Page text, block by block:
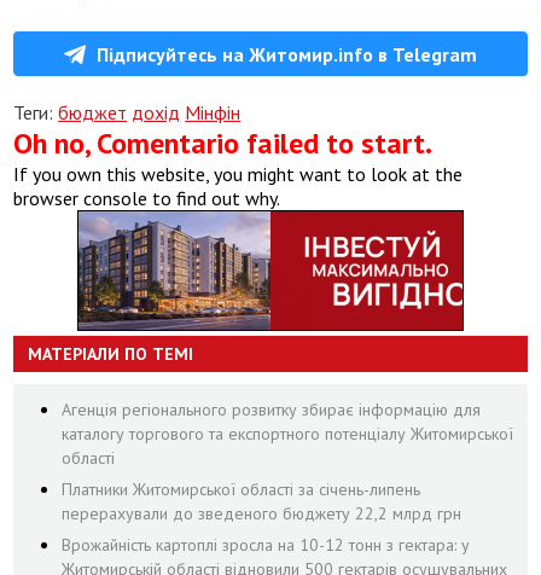
Підписуйтесь на Житомир.info в Telegram
Теги:бюджет дохід Мінфін
Oh no, Comentario failed to start.
If you own this website, you might want to look at the
browser console to find out why.
МАТЕРІАЛИ ПО ТЕМІ
Агенція регіонального розвитку збирає інформацію для
каталогу торгового та експортного потенціалу Житомирської
області
Платники Житомирської області за січень-липень
перерахували до зведеного бюджету 22,2 млрд грн
Врожайність картоплі зросла на 10-12 тонн з гектара: у
Житомирській області відновили 500 гектарів осушувальних